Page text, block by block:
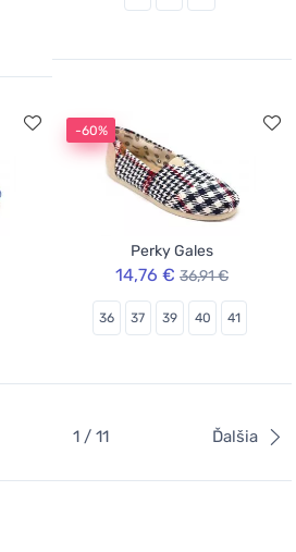
-60%
Perky Gales
14,76 € 36,91 €
36 37 39 40 41
1 / 11 Ďalšia